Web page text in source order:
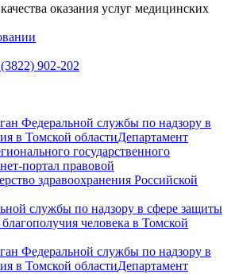
оказания услуг медицинских
902-202
Федеральной службы по надзору в
в Томской областиДепартамент
государственного
портал правовой
здравоохранения Российской
службы по надзору в сфере защиты
человека в Томской
Федеральной службы по надзору в
в Томской областиДепартамент